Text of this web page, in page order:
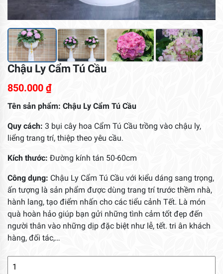
Chậu Ly Cẩm Tú Cầu
850.000 ₫
Tên sản phẩm: Chậu Ly Cẩm Tú Cầu
Quy cách: 3 bụi cây hoa Cẩm Tú Cầu trồng vào chậu ly,
liểng trang trí, thiệp theo yêu cầu.
Kích thước: Đường kính tán 50-60cm
Công dụng: Chậu Ly Cẩm Tú Cầu với kiểu dáng sang trọng,
ấn tượng là sản phẩm được dùng trang trí trước thềm nhà,
hành lang, tạo điểm nhấn cho các tiểu cảnh Tết. Là món
quà hoàn hảo giúp bạn gửi những tình cảm tốt đẹp đến
người thân vào những dịp đặc biệt như lễ, tết. tri ân khách
hàng, đối tác,…